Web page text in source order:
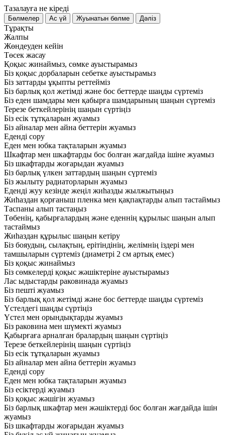
Тазалауға не кіреді
Тұрақты
Жалпы
Жөндеуден кейін
Төсек жасау
Қоқыс жинаймыз, сөмке ауыстырамыз
Біз қоқыс дорбаларын себетке ауыстырамыз
Біз заттарды ұқыпты реттейміз
Біз барлық қол жетімді және бос беттерде шаңды сүртеміз
Біз еден шамдары мен қабырға шамдарының шаңын сүртеміз
Терезе беткейлерінің шаңын сүртіңіз
Біз есік тұтқаларын жуамыз
Біз айналар мен айна беттерін жуамыз
Еденді сору
Еден мен юбка тақталарын жуамыз
Шкафтар мен шкафтарды бос болған жағдайда ішіне жуамыз
Біз шкафтарды жоғарыдан жуамыз
Біз барлық үлкен заттардың шаңын сүртеміз
Біз жылыту радиаторларын жуамыз
Еденді жуу кезінде жеңіл жиһазды жылжытыңыз
Жиһаздан қорғаныш пленка мен қақпақтарды алып тастаймыз
Таспаны алып тастаңыз
Төбенің, қабырғалардың және еденнің құрылыс шаңын алып
тастаймыз
Жиһаздан құрылыс шаңын кетіру
Біз бояудың, сылақтың, ерітіндінің, желімнің іздері мен
тамшыларын сүртеміз (диаметрі 2 см артық емес)
Біз қоқыс жинаймыз
Біз сөмкелерді қоқыс жәшіктеріне ауыстырамыз
Лас ыдыстарды раковинада жуамыз
Біз пешті жуамыз
Біз барлық қол жетімді және бос беттерде шаңды сүртеміз
Үстелдегі шаңды сүртіңіз
Үстел мен орындықтарды жуамыз
Біз раковина мен шүмекті жуамыз
Қабырғаға арналған бралардың шаңын сүртіңіз
Терезе беткейлерінің шаңын сүртіңіз
Біз есік тұтқаларын жуамыз
Біз айналар мен айна беттерін жуамыз
Еденді сору
Еден мен юбка тақталарын жуамыз
Біз есіктерді жуамыз
Біз қоқыс жәшігін жуамыз
Біз барлық шкафтар мен жәшіктерді бос болған жағдайда ішін
жуамыз
Біз шкафтарды жоғарыдан жуамыз